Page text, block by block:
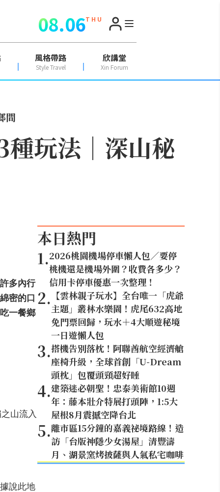
08.06T H U
風格帶路
Style Travel
欣講堂
Xin Forum
間
種玩法│深山秘
多內行
密的口
一餐鄉
山流入
說此地
本日熱門
1.2026桃園機場停車懶人包／要停
桃機還是機場外圍？收費各多少？
信用卡停車優惠一次整理！
2. 【雲林親子玩水】全台唯一「虎爺
主題」叢林水樂園！虎尾632高地
免門票回歸，玩水＋4大順遊秘境
一日遊懶人包
3.搭機告別落枕！阿聯酋航空經濟艙
座椅升級，全球首創「U-Dream
頭枕」包覆頭頸超好睡
4.建築迷必朝聖！忠泰美術館10週
年：藤本壯介特展打頭陣，1:5大
屋根8月震撼空降台北
5.離市區15分鐘的嘉義祕境路線！造
訪「台版神隱少女湯屋」清豐濤
月、湖景窯烤披薩與人氣私宅咖啡